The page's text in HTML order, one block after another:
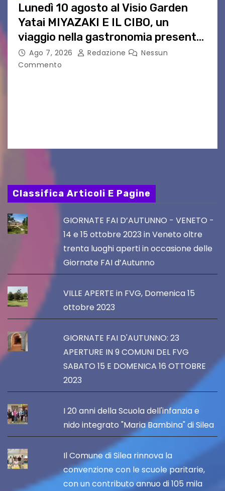
Lunedì 10 agosto al Visio Garden
Yatai MIYAZAKI E IL CIBO, un
viaggio nella gastronomia presente
nei film di Hayao Miyazaki!
Ago 7, 2026 Redazione
Nessun
Commento
Classifica Articoli E Pagine
GIORNATE FAI D’AUTUNNO - VENETO -
14 e 15 ottobre 2023 in Veneto oltre
trenta luoghi aperti in occasione delle
Giornate FAI d’Autunno
VILLE APERTE in FVG, Domenica 15
ottobre 2023
GIORNATE FAI D'AUTUNNO: 23
APERTURE IN 9 COMUNI DEL FVG
SABATO 15 E DOMENICA 16 OTTOBRE
2023
I 20 anni della Scuola dell'infanzia e
nido integrato "Maria Bambina" di Silea
Il Comune di Silea rinnova la
convenzione con le scuole paritarie,
con un contributo annuo di 105 mila